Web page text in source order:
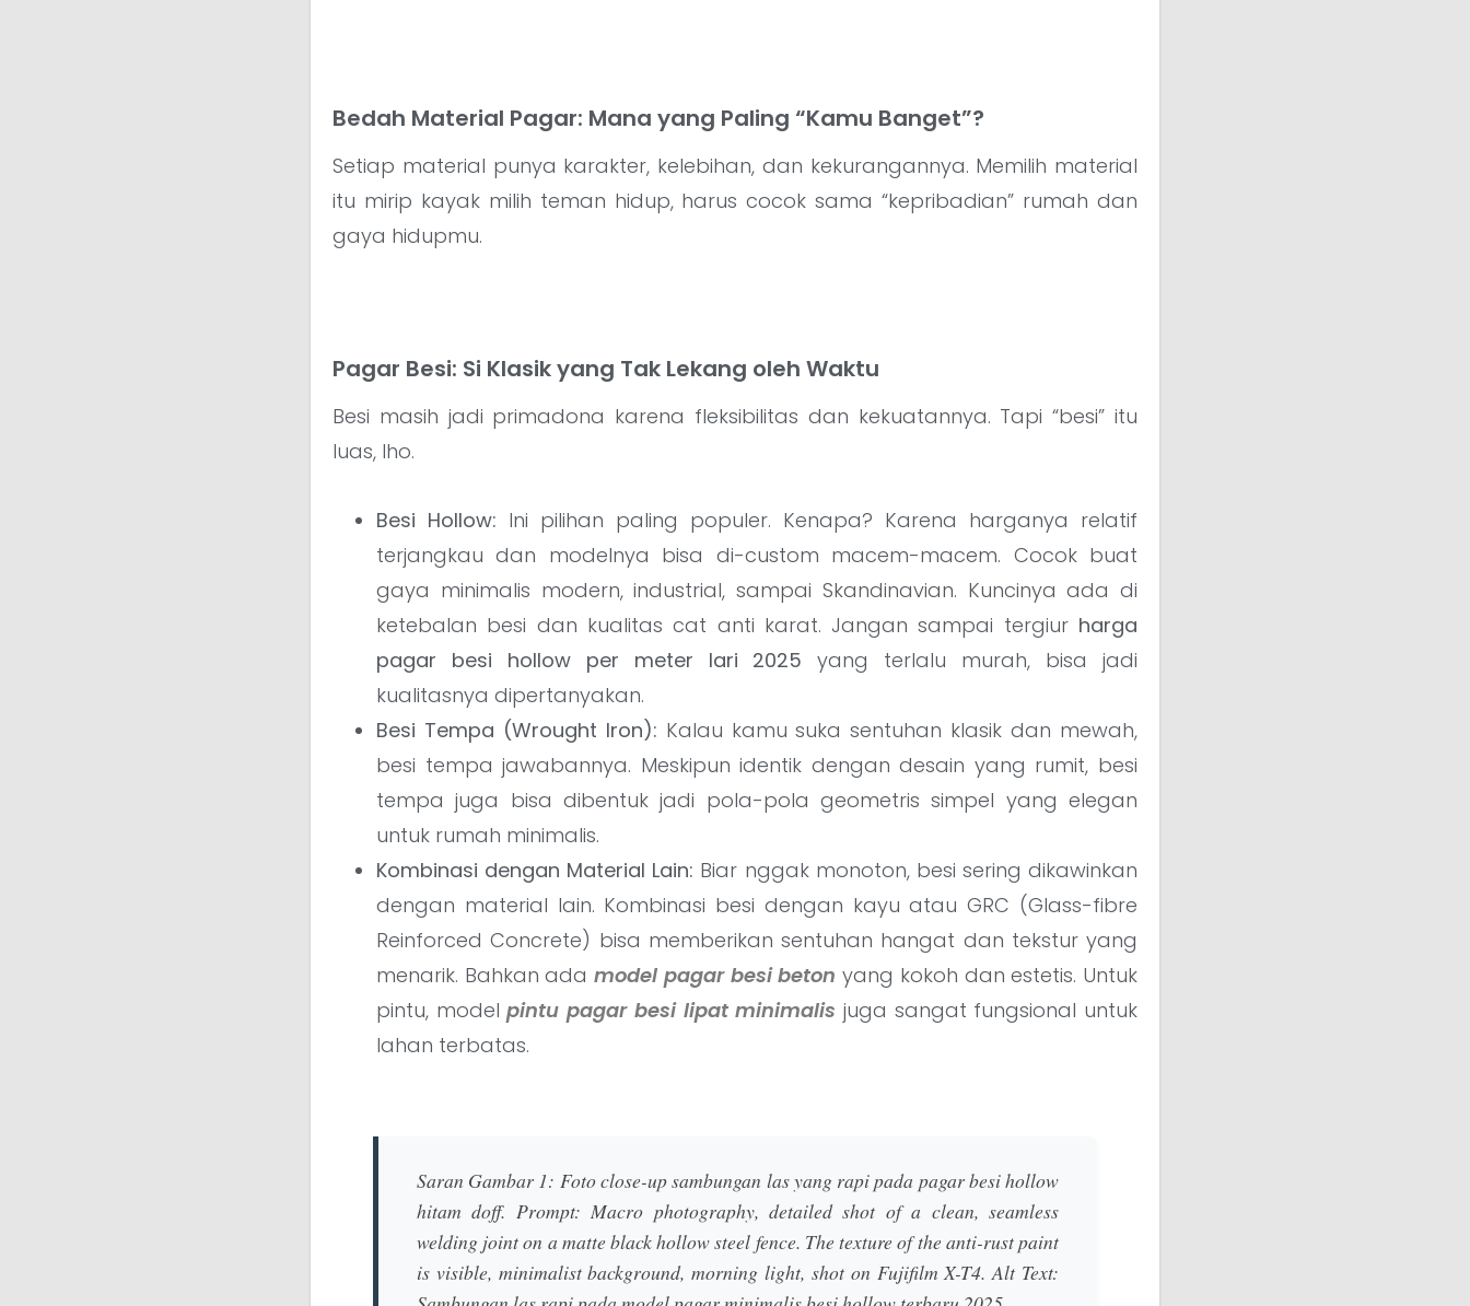
Bedah Material Pagar: Mana yang Paling “Kamu Banget”?
Setiap material punya karakter, kelebihan, dan kekurangannya. Memilih material
itu mirip kayak milih teman hidup, harus cocok sama “kepribadian” rumah dan
gaya hidupmu.
Pagar Besi: Si Klasik yang Tak Lekang oleh Waktu
Besi masih jadi primadona karena fleksibilitas dan kekuatannya. Tapi “besi” itu
luas, lho.
Besi Hollow: Ini pilihan paling populer. Kenapa? Karena harganya relatif
terjangkau dan modelnya bisa di-custom macem-macem. Cocok buat
gaya minimalis modern, industrial, sampai Skandinavian. Kuncinya ada di
ketebalan besi dan kualitas cat anti karat. Jangan sampai tergiur harga
pagar besi hollow per meter lari 2025 yang terlalu murah, bisa jadi
kualitasnya dipertanyakan.
Besi Tempa (Wrought Iron): Kalau kamu suka sentuhan klasik dan mewah,
besi tempa jawabannya. Meskipun identik dengan desain yang rumit, besi
tempa juga bisa dibentuk jadi pola-pola geometris simpel yang elegan
untuk rumah minimalis.
Kombinasi dengan Material Lain: Biar nggak monoton, besi sering dikawinkan
dengan material lain. Kombinasi besi dengan kayu atau GRC (Glass-fibre
Reinforced Concrete) bisa memberikan sentuhan hangat dan tekstur yang
menarik. Bahkan adamodel pagar besi beton yang kokoh dan estetis. Untuk
pintu, modelpintu pagar besi lipat minimalis juga sangat fungsional untuk
lahan terbatas.
Saran Gambar 1: Foto close-up sambungan las yang rapi pada pagar besi hollow
hitam doff. Prompt: Macro photography, detailed shot of a clean, seamless
welding joint on a matte black hollow steel fence. The texture of the anti-rust paint
is visible, minimalist background, morning light, shot on Fujifilm X-T4. Alt Text: